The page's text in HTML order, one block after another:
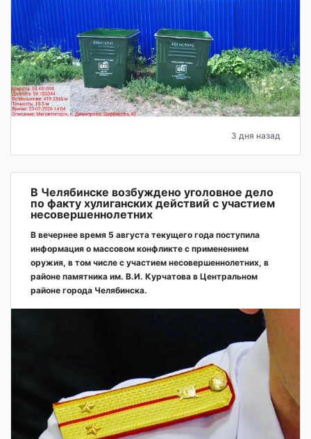
3 дня назад
В Челябинске возбуждено уголовное дело
по факту хулиганских действий с участием
несовершеннолетних
В вечернее время 5 августа текущего года поступила
информация о массовом конфликте с применением
оружия, в том числе с участием несовершеннолетних, в
районе памятника им. В.И. Курчатова в Центральном
районе города Челябинска.